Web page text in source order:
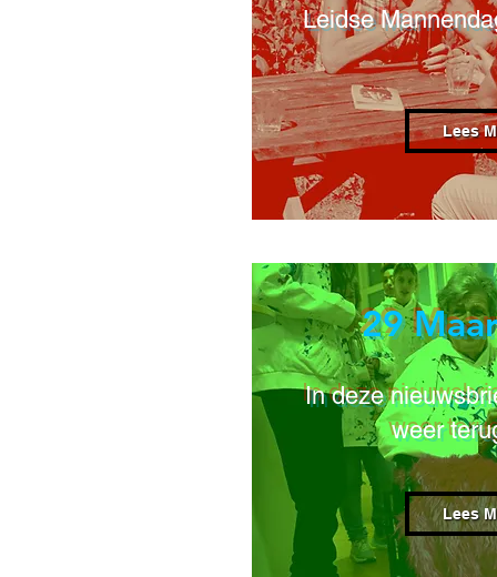
Leidse
Lees
29
In deze
weer
Lees